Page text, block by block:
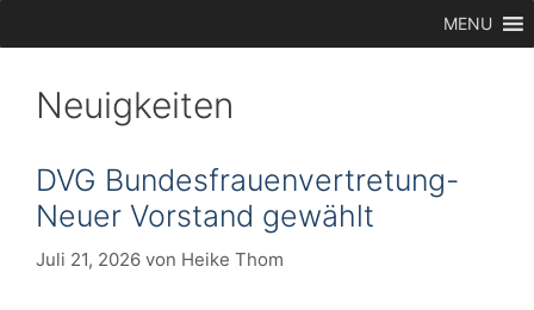
MENU
Neuigkeiten
DVG Bundesfrauenvertretung-
Neuer Vorstand gewählt
Juli 21, 2026 von Heike Thom